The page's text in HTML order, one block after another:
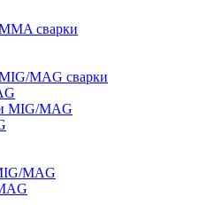
сварки
MAG сварки
MIG/MAG
MAG